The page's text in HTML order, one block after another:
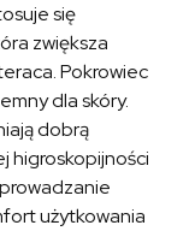
się
zwiększa
Pokrowiec
dla skóry.
dobrą
higroskopijności
użytkowania